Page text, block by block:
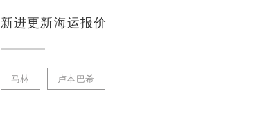
新进更新海运报价
马林 卢本巴希